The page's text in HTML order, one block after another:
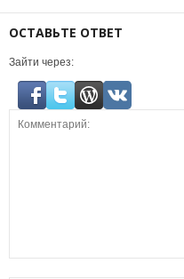
ОСТАВЬТЕ ОТВЕТ
Зайти через: